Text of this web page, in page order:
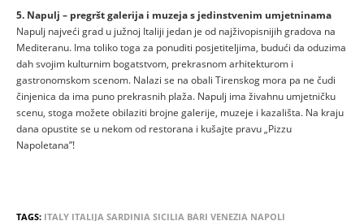
5. Napulj – pregršt galerija i muzeja s jedinstvenim umjetninama
Napulj najveći grad u južnoj Italiji jedan je od najživopisnijih gradova na
Mediteranu. Ima toliko toga za ponuditi posjetiteljima, budući da oduzima
dah svojim kulturnim bogatstvom, prekrasnom arhitekturom i
gastronomskom scenom. Nalazi se na obali Tirenskog mora pa ne čudi
činjenica da ima puno prekrasnih plaža. Napulj ima živahnu umjetničku
scenu, stoga možete obilaziti brojne galerije, muzeje i kazališta. Na kraju
dana opustite se u nekom od restorana i kušajte pravu „Pizzu
Napoletana”!
TAGS: ITALY ITALIJA SARDINIA SICILIA BARI VENEZIA NAPOLI